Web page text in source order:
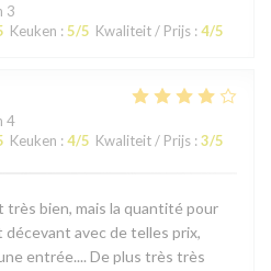
3
Keuken : 5/5 Kwaliteit / Prijs : 4/5
4
Keuken : 4/5 Kwaliteit / Prijs : 3/5
bien, mais la quantité pour
décevant avec de telles prix,
entrée.... De plus très très